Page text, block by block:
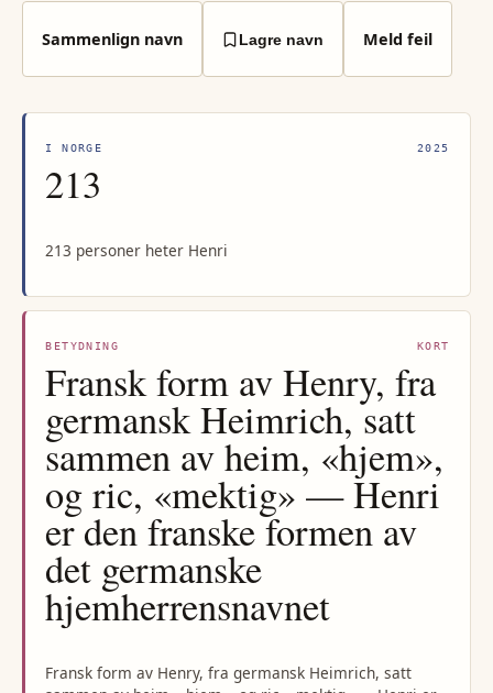
Sammenlign navn Lagre navn Meld feil
I NORGE 2025
213
213 personer heter Henri
BETYDNING KORT
Fransk form av Henry, fra
germansk Heimrich, satt
sammen av heim, «hjem»,
og ric, «mektig» — Henri
er den franske formen av
det germanske
hjemherrensnavnet
Fransk form av Henry, fra germansk Heimrich, satt